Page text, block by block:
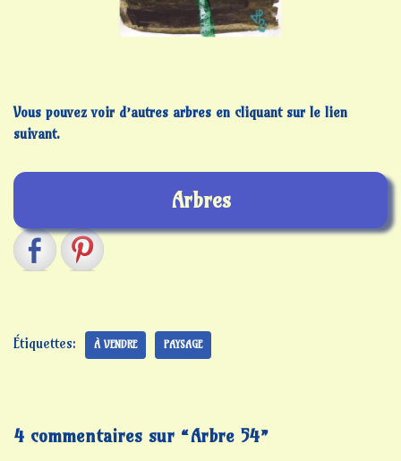
Vous pouvez voir d’autres arbres en cliquant sur le lien
suivant.
Arbres
Étiquettes: À VENDRE PAYSAGE
4 commentaires sur “Arbre 54”